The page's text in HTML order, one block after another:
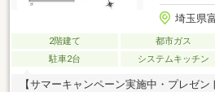
埼玉県
2階建て 都市ガス
駐車2台
システムキッチン
【サマーキャンペーン実施中・プレゼン